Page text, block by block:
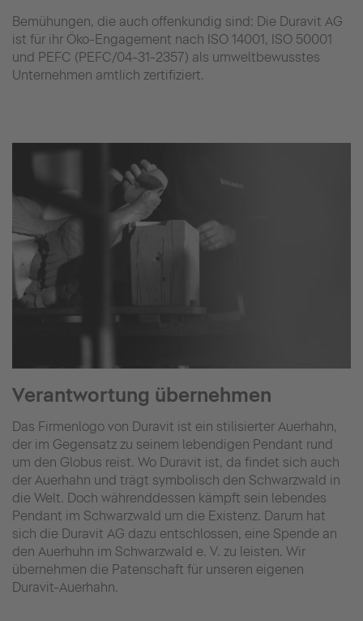
Bemühungen, die auch offenkundig sind: Die Duravit AG
ist für ihr Öko-Engagement nach ISO 14001, ISO 50001
und PEFC (PEFC/04-31-2357) als umweltbewusstes
Unternehmen amtlich zertifiziert.
Verantwortung übernehmen
Das Firmenlogo von Duravit ist ein stilisierter Auerhahn,
der im Gegensatz zu seinem lebendigen Pendant rund
um den Globus reist. Wo Duravit ist, da findet sich auch
der Auerhahn und trägt symbolisch den Schwarzwald in
die Welt. Doch währenddessen kämpft sein lebendes
Pendant im Schwarzwald um die Existenz. Darum hat
sich die Duravit AG dazu entschlossen, eine Spende an
den Auerhuhn im Schwarzwald e. V. zu leisten. Wir
übernehmen die Patenschaft für unseren eigenen
Duravit-Auerhahn.